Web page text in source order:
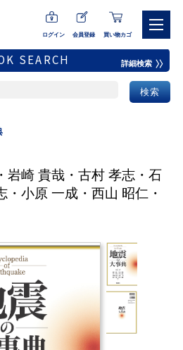
ログイン 会員登録 買い物カゴ
SEARCH 詳細検索
・ 岩崎 貴哉・ 古村 孝志・ 石
・ 小原 一成・ 西山 昭仁 ・